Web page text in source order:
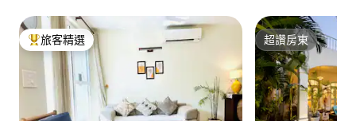
旅客精選榜首
旅客精選 超讚房東
超讚房東